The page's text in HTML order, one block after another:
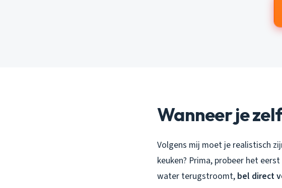
Wanneer je
Volgens mij moet je realistisch
keuken? Prima, probeer het
water terugstroomt, bel direct